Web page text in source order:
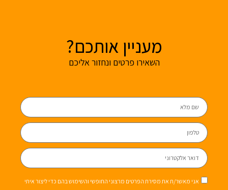
מעניין אותכם?
השאירו פרטים ונחזור אליכם
אני מאשר/ת את מסירת הפרטים מרצוני החופשי והשימוש בהם כדי ליצור איתי